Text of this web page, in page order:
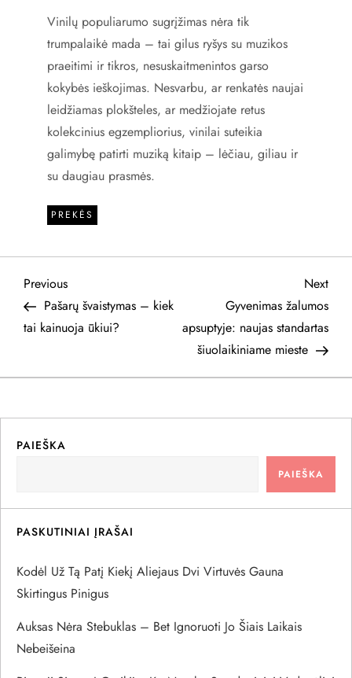
Vinilų populiarumo sugrįžimas nėra tik
trumpalaikė mada – tai gilus ryšys su muzikos
praeitimi ir tikros, nesuskaitmenintos garso
kokybės ieškojimas. Nesvarbu, ar renkatės naujai
leidžiamas plokšteles, ar medžiojate retus
kolekcinius egzempliorius, vinilai suteikia
galimybę patirti muziką kitaip – lėčiau, giliau ir
su daugiau prasmės.
PREKĖS
N
a
g
c
j
a
t
Previous
Post
Previous
Pašarų švaistymas – kiek
tai kainuoja ūkiui?
Next
Post
Next
Gyvenimas žalumos
apsuptyje: naujas standartas
šiuolaikiniame mieste
PAIEŠKA
PAIEŠKA
PASKUTINIAI ĮRAŠAI
Kodėl Už Tą Patį Kiekį Aliejaus Dvi Virtuvės Gauna
Skirtingus Pinigus
Auksas Nėra Stebuklas – Bet Ignoruoti Jo Šiais Laikais
Nebeišeina